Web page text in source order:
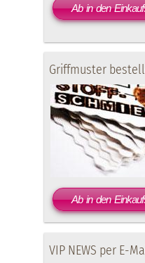
Ab in den
Griffmuster
Ab in den
VIP NEWS per E-